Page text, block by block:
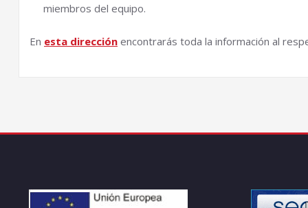
miembros del equipo.
En esta dirección encontrarás toda la información al